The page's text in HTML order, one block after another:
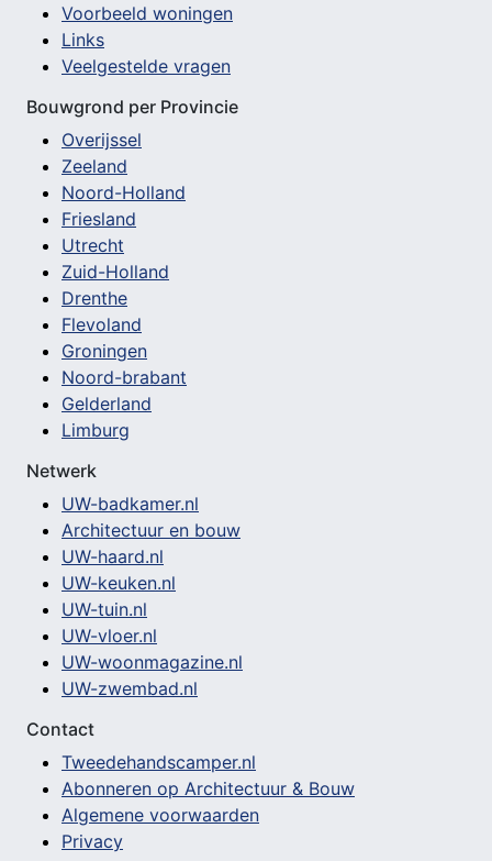
Voorbeeld woningen
Links
Veelgestelde vragen
Bouwgrond per Provincie
Overijssel
Zeeland
Noord-Holland
Friesland
Utrecht
Zuid-Holland
Drenthe
Flevoland
Groningen
Noord-brabant
Gelderland
Limburg
Netwerk
UW-badkamer.nl
Architectuur en bouw
UW-haard.nl
UW-keuken.nl
UW-tuin.nl
UW-vloer.nl
UW-woonmagazine.nl
UW-zwembad.nl
Contact
Tweedehandscamper.nl
Abonneren op Architectuur & Bouw
Algemene voorwaarden
Privacy